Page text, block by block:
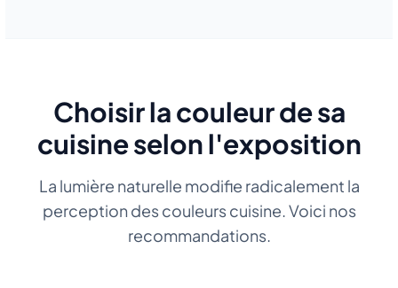
Choisir la couleur de sa
cuisine selon l'exposition
La lumière naturelle modifie radicalement la
perception des couleurs cuisine. Voici nos
recommandations.